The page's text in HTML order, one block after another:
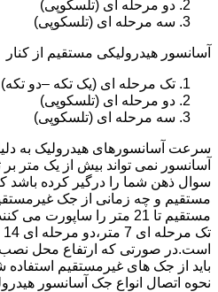
دو مرحله ای (تلسکوپی)
سه مرحله ای (تلسکوپی)
آسانسور هیدرولیکی مستقیم از کنار
تک مرحله ای (یک تکه –دو تکه)
دو مرحله ای (تلسکوپی)
سه مرحله ای (تلسکوپی)
سرعت آسانسورهای هیدرولیک به
آسانسور نمی تواند بیش از یک متر
سوال ذهن شما را درگیر کرده باشد
مستقیم و چه زمانی از جک
مستقیم تا 21 متر را
باید از جک های غیرمستقیم استفاده
نحوه اتصال انواع جک آسانسور